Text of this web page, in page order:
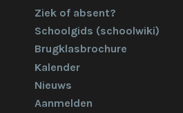
Ziek of absent?
Schoolgids (schoolwiki)
Brugklasbrochure
Kalender
Nieuws
Aanmelden